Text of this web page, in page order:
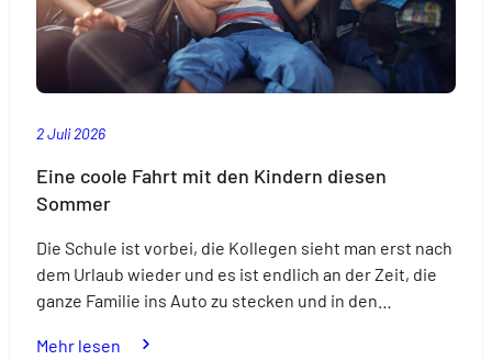
2 Juli 2026
Eine coole Fahrt mit den Kindern diesen
Sommer
Die Schule ist vorbei, die Kollegen sieht man erst nach
dem Urlaub wieder und es ist endlich an der Zeit, die
ganze Familie ins Auto zu stecken und in den…
Mehr lesen